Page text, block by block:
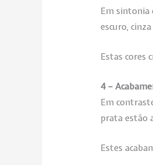
Em sintonia
escuro,
Estas cores
4 –
Em
prata estão
Estes